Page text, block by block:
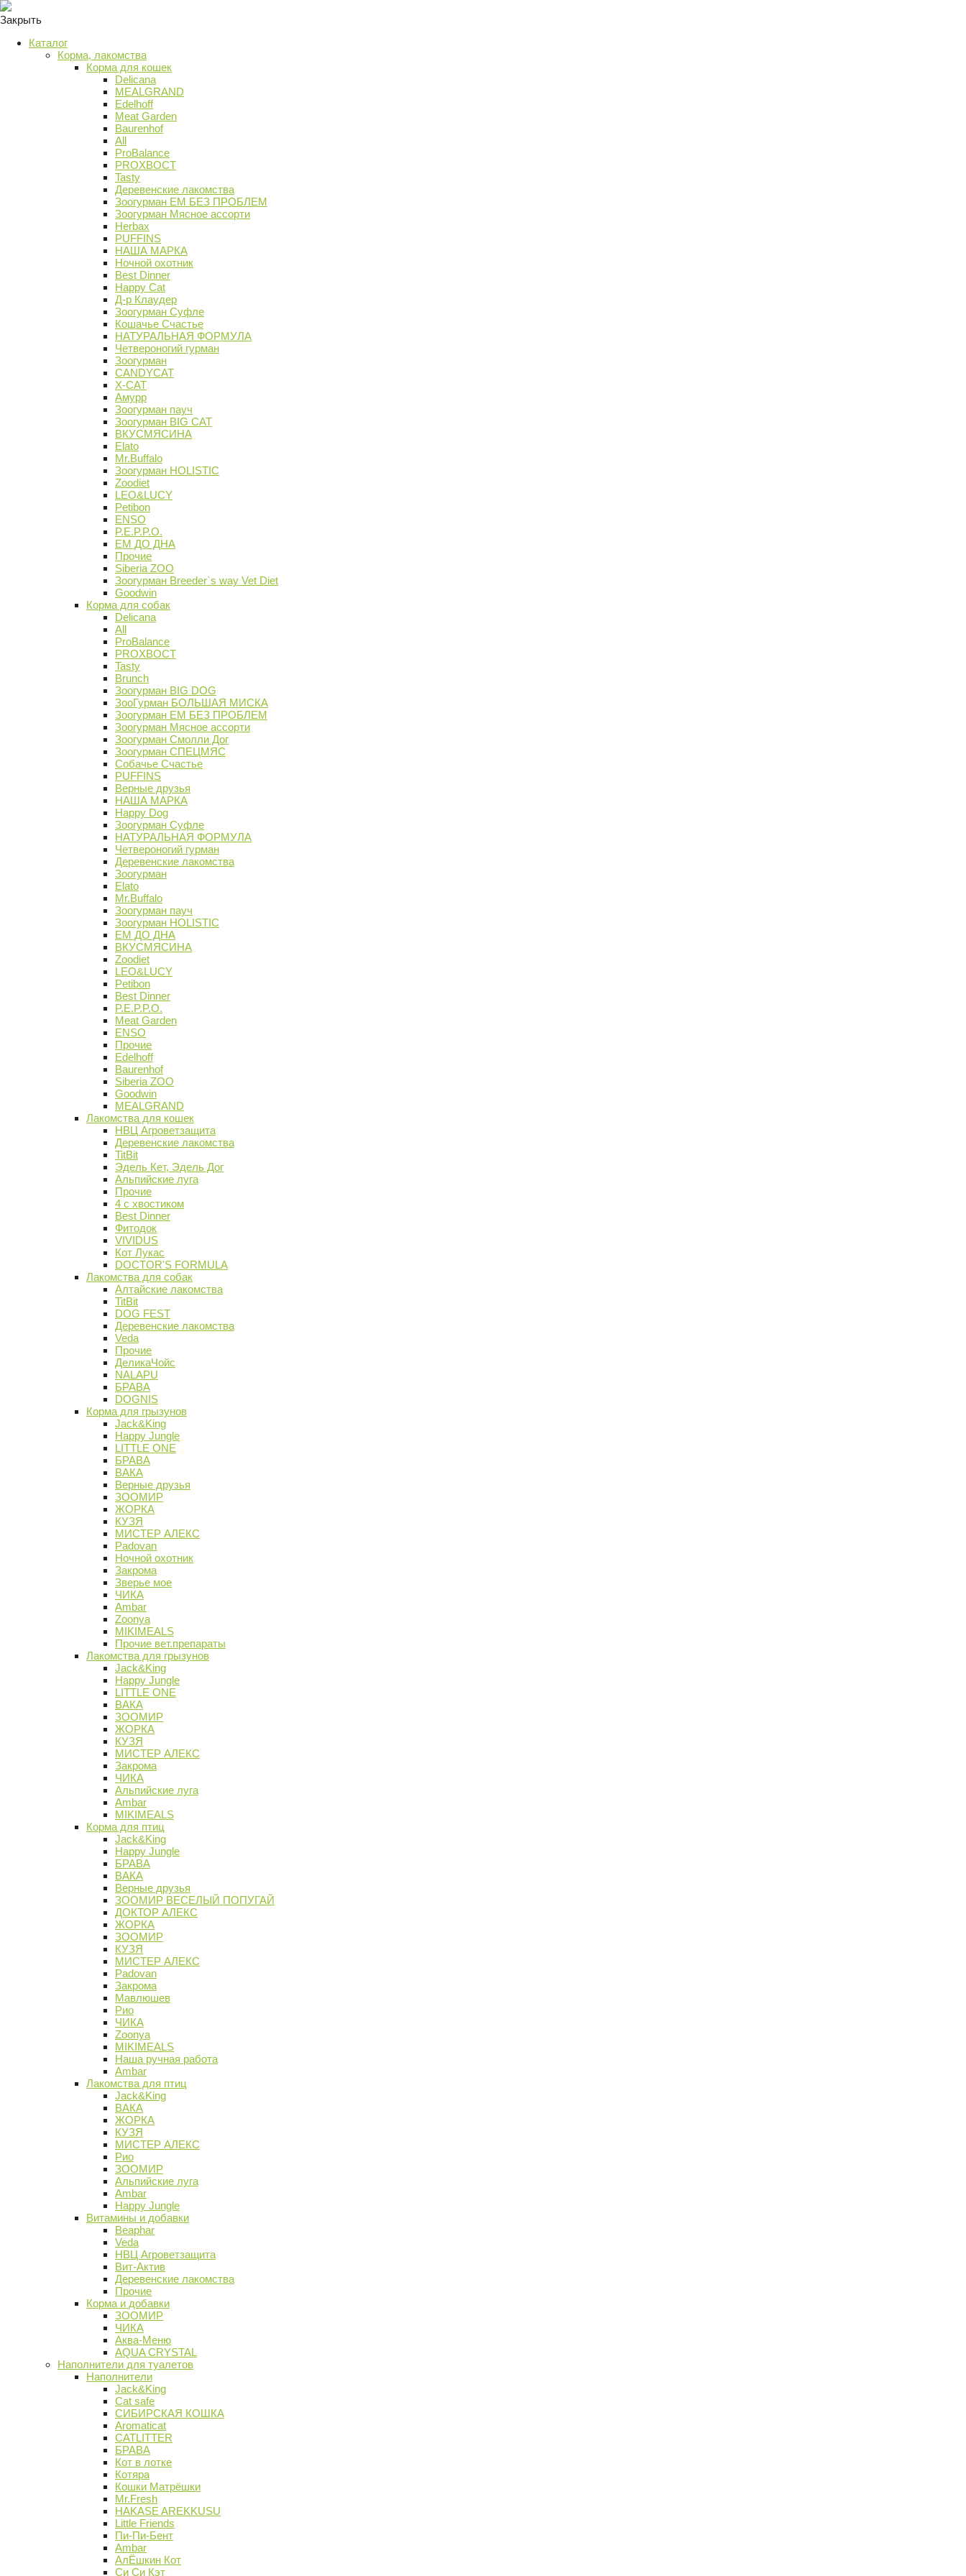
Закрыть
Каталог
Корма, лакомства
Корма для кошек
Delicana
MEALGRAND
Edelhoff
Meat Garden
Baurenhof
All
ProBalance
PROХВОСТ
Tasty
Деревенские лакомства
Зоогурман ЕМ БЕЗ ПРОБЛЕМ
Зоогурман Мясное ассорти
Herbax
PUFFINS
НАША МАРКА
Ночной охотник
Best Dinner
Happy Cat
Д-р Клаудер
Зоогурман Суфле
Кошачье Счастье
НАТУРАЛЬНАЯ ФОРМУЛА
Четвероногий гурман
Зоогурман
CANDYCAT
X-CAT
Амурр
Зоогурман пауч
Зоогурман BIG CAT
ВКУСМЯСИНА
Elato
Mr.Buffalo
Зоогурман HOLISTIC
Zoodiet
LEO&LUCY
Petibon
ENSO
P.E.P.P.O.
ЕМ ДО ДНА
Прочие
Siberia ZOO
Зоогурман Breeder`s way Vet Diet
Goodwin
Корма для собак
Delicana
All
ProBalance
PROХВОСТ
Tasty
Brunch
Зоогурман BIG DOG
ЗооГурман БОЛЬШАЯ МИСКА
Зоогурман ЕМ БЕЗ ПРОБЛЕМ
Зоогурман Мясное ассорти
Зоогурман Смолли Дог
Зоогурман СПЕЦМЯС
Собачье Счастье
PUFFINS
Верные друзья
НАША МАРКА
Happy Dog
Зоогурман Суфле
НАТУРАЛЬНАЯ ФОРМУЛА
Четвероногий гурман
Деревенские лакомства
Зоогурман
Elato
Mr.Buffalo
Зоогурман пауч
Зоогурман HOLISTIC
ЕМ ДО ДНА
ВКУСМЯСИНА
Zoodiet
LEO&LUCY
Petibon
Best Dinner
P.E.P.P.O.
Meat Garden
ENSO
Прочие
Edelhoff
Baurenhof
Siberia ZOO
Goodwin
MEALGRAND
Лакомства для кошек
НВЦ Агроветзащита
Деревенские лакомства
TitBit
Эдель Кет, Эдель Дог
Альпийские луга
Прочие
4 с хвостиком
Best Dinner
Фитодок
VIVIDUS
Кот Лукас
DOCTOR'S FORMULA
Лакомства для собак
Алтайские лакомства
TitBit
DOG FEST
Деревенские лакомства
Veda
Прочие
ДеликаЧойс
NALAPU
БРАВА
DOGNIS
Корма для грызунов
Jack&King
Happy Jungle
LITTLE ONE
БРАВА
ВАКА
Верные друзья
ЗООМИР
ЖОРКА
КУЗЯ
МИСТЕР АЛЕКС
Padovan
Ночной охотник
Закрома
Зверье мое
ЧИКА
Ambar
Zoonya
MIKIMEALS
Прочие вет.препараты
Лакомства для грызунов
Jack&King
Happy Jungle
LITTLE ONE
ВАКА
ЗООМИР
ЖОРКА
КУЗЯ
МИСТЕР АЛЕКС
Закрома
ЧИКА
Альпийские луга
Ambar
MIKIMEALS
Корма для птиц
Jack&King
Happy Jungle
БРАВА
ВАКА
Верные друзья
ЗООМИР ВЕСЕЛЫЙ ПОПУГАЙ
ДОКТОР АЛЕКС
ЖОРКА
ЗООМИР
КУЗЯ
МИСТЕР АЛЕКС
Padovan
Закрома
Мавлюшев
Рио
ЧИКА
Zoonya
MIKIMEALS
Наша ручная работа
Ambar
Лакомства для птиц
Jack&King
ВАКА
ЖОРКА
КУЗЯ
МИСТЕР АЛЕКС
Рио
ЗООМИР
Альпийские луга
Ambar
Happy Jungle
Витамины и добавки
Beaphar
Veda
НВЦ Агроветзащита
Вит-Актив
Деревенские лакомства
Прочие
Корма и добавки
ЗООМИР
ЧИКА
Аква-Меню
AQUA CRYSTAL
Наполнители для туалетов
Наполнители
Jack&King
Cat safe
СИБИРСКАЯ КОШКА
Aromaticat
CATLITTER
БРАВА
Кот в лотке
Котяра
Кошки Матрёшки
Mr.Fresh
HAKASE AREKKUSU
Little Friends
Пи-Пи-Бент
Ambar
АлЁшкин Кот
Си Си Кэт